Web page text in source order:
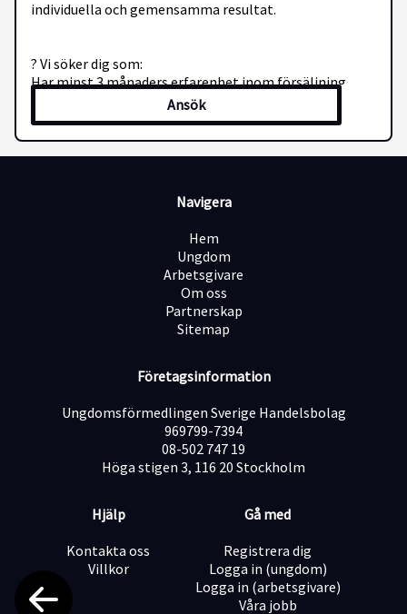
individuella och gemensamma resultat.
? Vi söker dig som:
Har minst 3 månaders erfarenhet inom försäljning
Vill utvecklas och ta nästa steg i karriären
Är målmedveten, drivs av resultat och vill tjäna pengar
utan tak
Talar och skriver flytande svenska
Arbetstider: Måndag–fredag, 08:30–17:30 (fredagar
Andersson, Head of Recruitment, via e-post på
Vi består idag av 200+ glada medarbetare
telefonförsäljning
https://www.innovativesales.se/
https://www.instagram.com/innovativesales/?hl=sv
Ansök
Navigera
Hem
Ungdom
Arbetsgivare
Om oss
Partnerskap
Sitemap
Företagsinformation
Ungdomsförmedlingen Sverige Handelsbolag
969799-7394
08-502 747 19
Höga stigen 3, 116 20 Stockholm
Hjälp
Kontakta oss
Villkor
Gå med
Registrera dig
Logga in (ungdom)
Logga in (arbetsgivare)
Våra jobb